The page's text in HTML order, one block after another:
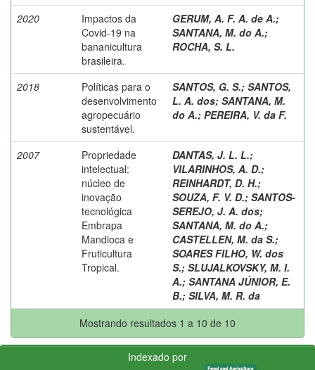
2020
Impactos da
Covid-19 na
bananicultura
brasileira.
GERUM, A. F. A. de A.;
SANTANA, M. do A.;
ROCHA, S. L.
2018
Políticas para o
desenvolvimento
agropecuário
sustentável.
SANTOS, G. S.; SANTOS,
L. A. dos; SANTANA, M.
do A.; PEREIRA, V. da F.
2007
Propriedade
intelectual:
núcleo de
inovação
tecnológica
Embrapa
Mandioca e
Fruticultura
Tropical.
DANTAS, J. L. L.;
VILARINHOS, A. D.;
REINHARDT, D. H.;
SOUZA, F. V. D.; SANTOS-
SEREJO, J. A. dos;
SANTANA, M. do A.;
CASTELLEN, M. da S.;
SOARES FILHO, W. dos
S.; SLUJALKOVSKY, M. I.
A.; SANTANA JÚNIOR, E.
B.; SILVA, M. R. da
Mostrando resultados 1 a 10 de 10
Indexado por